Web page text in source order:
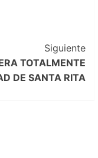
Siguiente
TOTALMENTE
DE SANTA RITA